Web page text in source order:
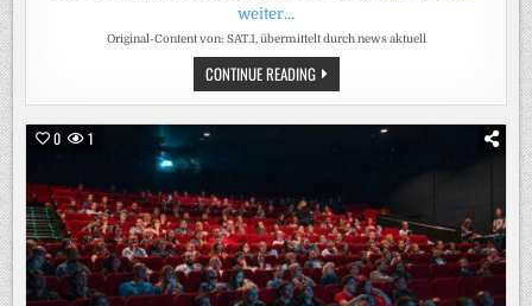
weiter…
Original-Content von: SAT.1, übermittelt durch news aktuell
CONTINUE READINGPRIME-
TIME-
SIEG
–
HERTHA
ERZIELT
STARKE
13,4
PROZENT
MARKTANTEIL
0 1